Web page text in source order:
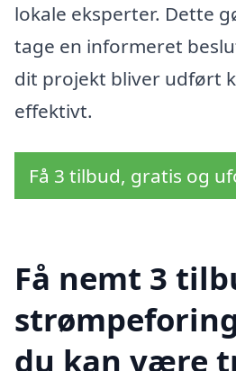
lokale eksperter. Dette
tage en informeret
dit projekt bliver udført
effektivt.
Få 3 tilbud, gratis og
Få nemt 3
du kan være